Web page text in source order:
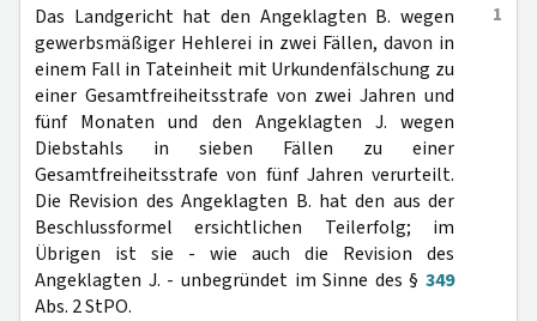
1
Das Landgericht hat den Angeklagten B. wegen
gewerbsmäßiger Hehlerei in zwei Fällen, davon in
einem Fall in Tateinheit mit Urkundenfälschung zu
einer Gesamtfreiheitsstrafe von zwei Jahren und
fünf Monaten und den Angeklagten J. wegen
Diebstahls in sieben Fällen zu einer
Gesamtfreiheitsstrafe von fünf Jahren verurteilt.
Die Revision des Angeklagten B. hat den aus der
Beschlussformel ersichtlichen Teilerfolg; im
Übrigen ist sie - wie auch die Revision des
Angeklagten J. - unbegründet im Sinne des § 349
Abs. 2 StPO.